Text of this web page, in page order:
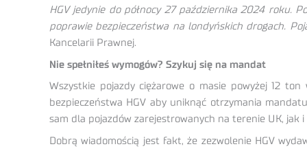
HGV jedynie do północy 27 października 2024 roku.
poprawie bezpieczeństwa na londyńskich drogach.
Kancelarii Prawnej.
Nie spełniłeś wymogów? Szykuj się na mandat
Wszystkie pojazdy ciężarowe o masie powyżej 12
bezpieczeństwa HGV aby uniknąć otrzymania
sam dla pojazdów zarejestrowanych na terenie UK, jak i
Dobrą wiadomością jest fakt, że zezwolenie HGV